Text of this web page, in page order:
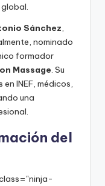
Sánchez,
nominado
formador
Massage. Su
INEF, médicos,
una
del